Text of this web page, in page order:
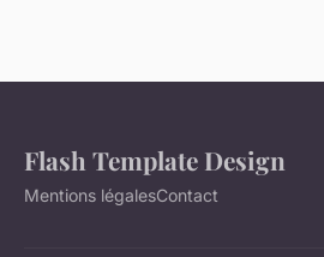
Flash Template Design
Mentions légalesContact